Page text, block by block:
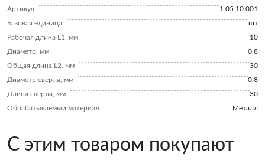
Артикул
1 05 10 001
Базовая единица
шт
Рабочая длина L1, мм
10
Диаметр, мм
0,8
Общая длина L2, мм
30
Диаметр сверла, мм
0.8
Длина сверла, мм
30
Обрабатываемый материал
Металл
С этим товаром покупают